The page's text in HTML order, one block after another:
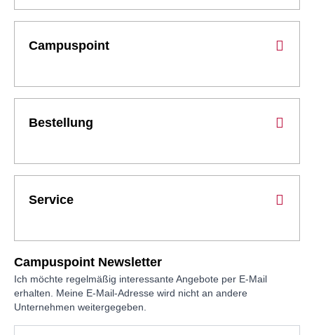
Campuspoint
Bestellung
Service
Campuspoint Newsletter
Ich möchte regelmäßig interessante Angebote per E-Mail
erhalten. Meine E-Mail-Adresse wird nicht an andere
Unternehmen weitergegeben.